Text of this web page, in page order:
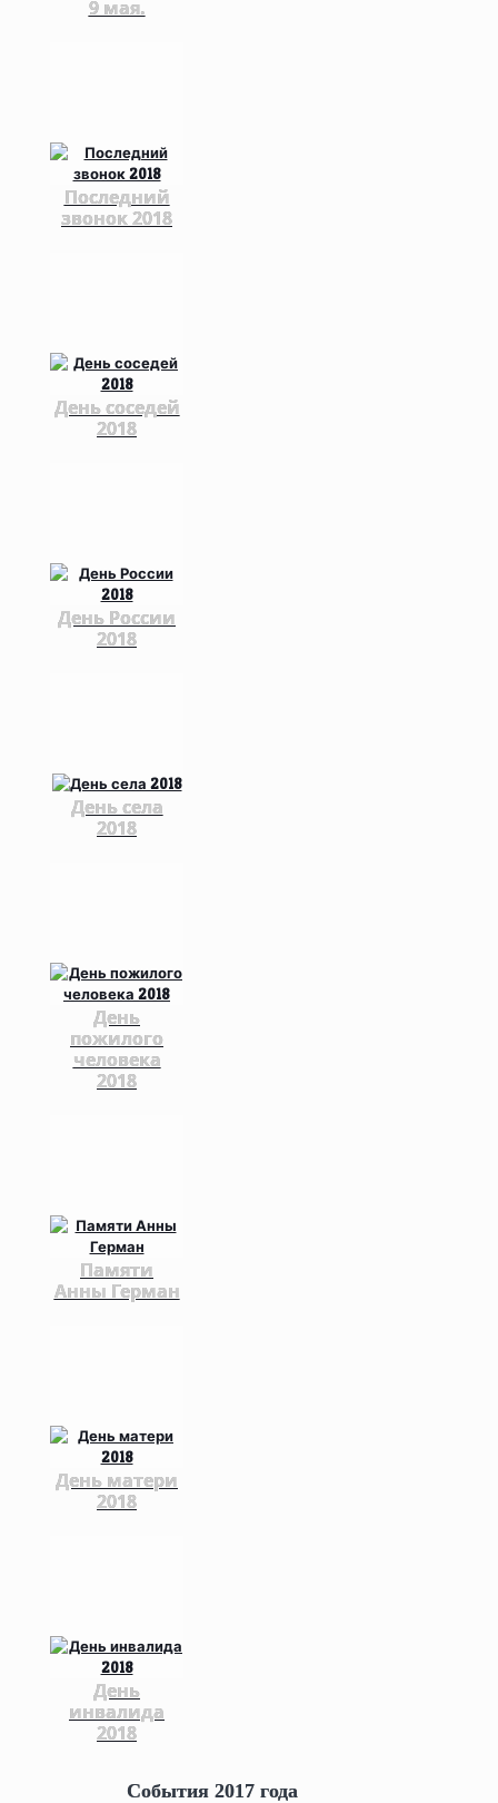
9 мая.
Последний
звонок 2018
День соседей
2018
День России
2018
День села
2018
День
пожилого
человека
2018
Памяти
Анны Герман
День матери
2018
День
инвалида
2018
События 2017 года